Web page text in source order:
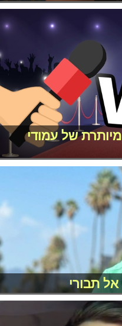
של עמודי
תבורי